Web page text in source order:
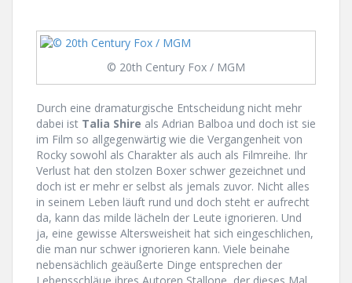
© 20th Century Fox / MGM
Durch eine dramaturgische Entscheidung nicht mehr
dabei ist Talia Shire als Adrian Balboa und doch ist sie
im Film so allgegenwärtig wie die Vergangenheit von
Rocky sowohl als Charakter als auch als Filmreihe. Ihr
Verlust hat den stolzen Boxer schwer gezeichnet und
doch ist er mehr er selbst als jemals zuvor. Nicht alles
in seinem Leben läuft rund und doch steht er aufrecht
da, kann das milde lächeln der Leute ignorieren. Und
ja, eine gewisse Altersweisheit hat sich eingeschlichen,
die man nur schwer ignorieren kann. Viele beinahe
nebensächlich geäußerte Dinge entsprechen der